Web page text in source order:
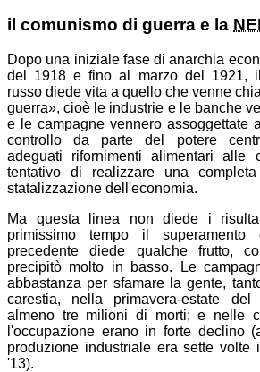
il comunismo di guerra e la
Dopo una iniziale fase di anarchia
del 1918 e fino al marzo del 1921,
russo diede vita a quello che venne
guerra
, cioè le industrie e le banche
e le campagne vennero assoggettate
controllo da parte del potere
adeguati rifornimenti alimentari alle
tentativo di realizzare una
statalizzazione dell'economia.
Ma questa linea non diede i
primissimo tempo il superamento
precedente diede qualche frutto,
precipitò molto in basso. Le
abbastanza per sfamare la gente,
carestia, nella primavera-estate
almeno tre milioni di morti; e nelle
l'occupazione erano in forte declino
produzione industriale era sette volte
'13).